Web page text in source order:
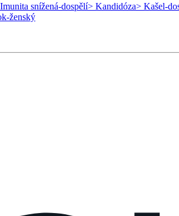
snížená-dospělí> Kandidóza> Kašel-
ženský